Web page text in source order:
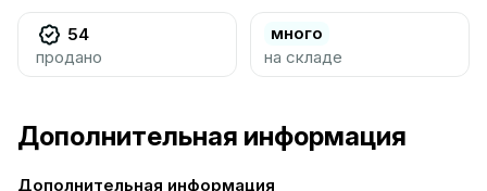
54
продано
много
на складе
Дополнительная информация
Дополнительная информация